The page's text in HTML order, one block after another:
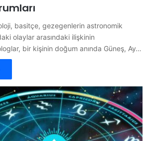
basitçe, gezegenlerin astronomik
olaylar arasındaki ilişkinin
bir kişinin doğum anında Güneş, Ay…